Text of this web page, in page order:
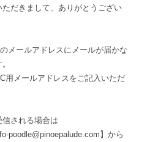
だきまして、ありがとうござい
メールアドレスにメールが届かな
用メールアドレスをご記入いただ
される場合は
poodle@pinoepalude.com 】から